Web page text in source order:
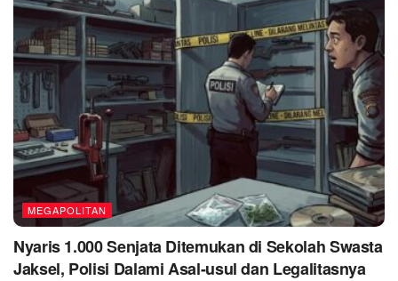
MEGAPOLITAN
Nyaris 1.000 Senjata Ditemukan di Sekolah Swasta
Jaksel, Polisi Dalami Asal-usul dan Legalitasnya